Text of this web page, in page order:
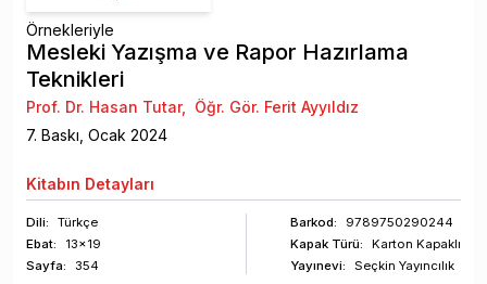
Örnekleriyle
Mesleki Yazışma ve Rapor Hazırlama
Teknikleri
Prof. Dr. Hasan Tutar, Öğr. Gör. Ferit Ayyıldız
7. Baskı, Ocak 2024
Kitabın Detayları
Dili:
Türkçe
Ebat:
13x19
Sayfa: 354
Barkod:
9789750290244
Kapak Türü:
Karton Kapaklı
Yayınevi:
Seçkin Yayıncılık